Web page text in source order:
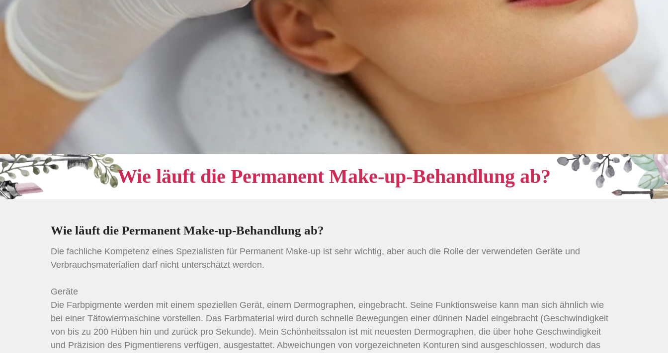
Wie läuft die Permanent Make-up-Behandlung ab?
Wie läuft die Permanent Make-up-Behandlung ab?
Die fachliche Kompetenz eines Spezialisten für Permanent Make-up ist sehr wichtig, aber auch die Rolle der verwendeten Geräte und
Verbrauchsmaterialien darf nicht unterschätzt werden.
Geräte
Die Farbpigmente werden mit einem speziellen Gerät, einem Dermographen, eingebracht. Seine Funktionsweise kann man sich ähnlich wie
bei einer Tätowiermaschine vorstellen. Das Farbmaterial wird durch schnelle Bewegungen einer dünnen Nadel eingebracht (Geschwindigkeit
von bis zu 200 Hüben hin und zurück pro Sekunde). Mein Schönheitssalon ist mit neuesten Dermographen, die über hohe Geschwindigkeit
und Präzision des Pigmentierens verfügen, ausgestattet. Abweichungen von vorgezeichneten Konturen sind ausgeschlossen, wodurch das